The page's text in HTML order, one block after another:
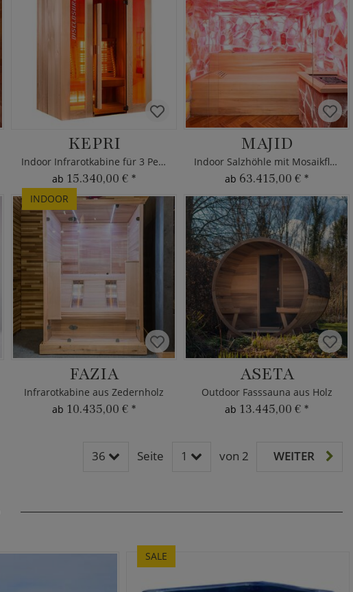
KEPRI
Indoor Infrarotkabine für 3 Personen
ab 15.340,00 € *
MAJID
Indoor Salzhöhle mit Mosaikfliesen
ab 63.415,00 € *
INDOOR
FAZIA
Infrarotkabine aus Zedernholz
ab 10.435,00 € *
ASETA
Outdoor Fasssauna aus Holz
ab 13.445,00 € *
36 Seite 1 von 2 WEITER
SALE